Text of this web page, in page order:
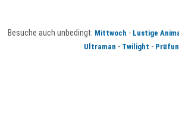
Besuche auch unbedingt: Mittwoch - Lustige
Ultraman - Twilight -